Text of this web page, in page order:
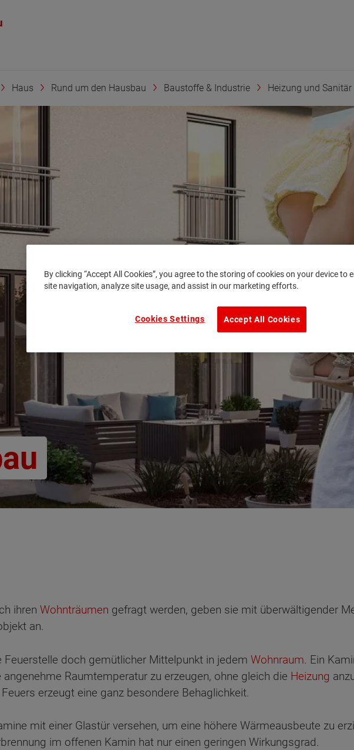
Haus Rund um den Hausbau Baustoffe & Industrie Heizung und Sanitär
ihren Wohnträumen gefragt werden, geben sie mit überwältigender
an.
Feuerstelle doch gemütlicher Mittelpunkt in jedem Wohnraum. Ein
angenehme Raumtemperatur zu erzeugen, ohne gleich die Heizung
erzeugt eine ganz besondere Behaglichkeit.
mit einer Glastür versehen, um eine höhere Wärmeausbeute zu
im offenen Kamin hat nur einen geringen Wirkungsgrad.
By clicking “Accept All Cookies”, you agree to the storing of cookies on your device to
site navigation, analyze site usage, and assist in our marketing efforts.
Accept All Cookies
Cookies Settings